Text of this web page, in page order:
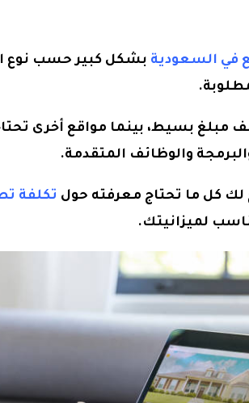
في السعودية بشكل كبير حسب نوع
مبلغ بسيط، بينما مواقع أخرى
والوظائف المتقدمة.
كل ما تحتاج معرفته حول تكلفة
لميزانيتك.